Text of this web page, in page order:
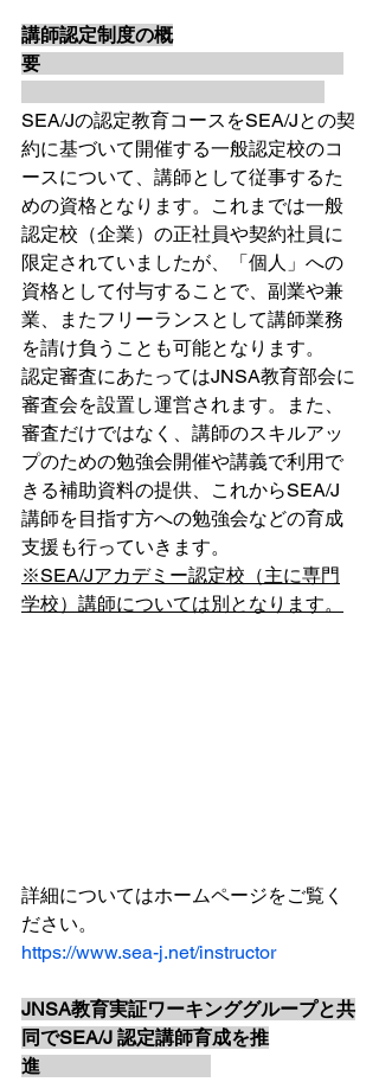
講師認定制度の概
要
SEA/Jの認定教育コースをSEA/Jとの契
約に基づいて開催する一般認定校のコ
ースについて、講師として従事するた
めの資格となります。これまでは一般
認定校（企業）の正社員や契約社員に
限定されていましたが、「個人」への
資格として付与することで、副業や兼
業、またフリーランスとして講師業務
を請け負うことも可能となります。
認定審査にあたってはJNSA教育部会に
審査会を設置し運営されます。また、
審査だけではなく、講師のスキルアッ
プのための勉強会開催や講義で利用で
きる補助資料の提供、これからSEA/J
講師を目指す方への勉強会などの育成
支援も行っていきます。
※SEA/Jアカデミー認定校（主に専門
学校）講師については別となります。
詳細についてはホームページをご覧く
ださい。
https://www.sea-j.net/instructor
JNSA教育実証ワーキンググループと共
同でSEA/J 認定講師育成を推
進